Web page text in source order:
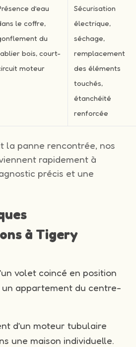
d’eau
le coffre,
du
bois, court-
moteur
Sécurisation
électrique,
séchage,
remplacement
des éléments
touchés,
étanchéité
renforcée
la panne rencontrée, nos
rapidement à
précis et une
à Tigery
volet coincé en position
appartement du centre-
d’un moteur tubulaire
une maison individuelle.